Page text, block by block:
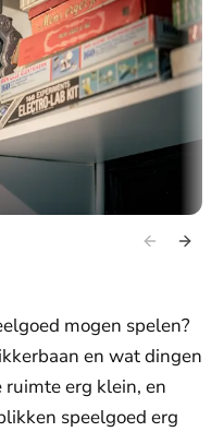
mogen spelen?
en wat dingen
ruimte erg klein, en
speelgoed erg